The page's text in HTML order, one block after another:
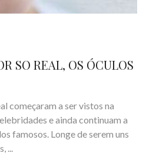
SO REAL, OS ÓCULOS
começaram a ser vistos na
e ainda continuam a
famosos. Longe de serem uns
...